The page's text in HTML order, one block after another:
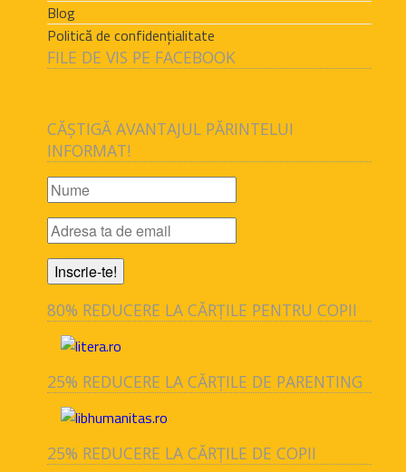
Blog
Politică de confidențialitate
FILE DE VIS PE FACEBOOK
CĂȘTIGĂ AVANTAJUL PĂRINTELUI
INFORMAT!
80% REDUCERE LA CĂRȚILE PENTRU COPII
25% REDUCERE LA CĂRȚILE DE PARENTING
25% REDUCERE LA CĂRȚILE DE COPII